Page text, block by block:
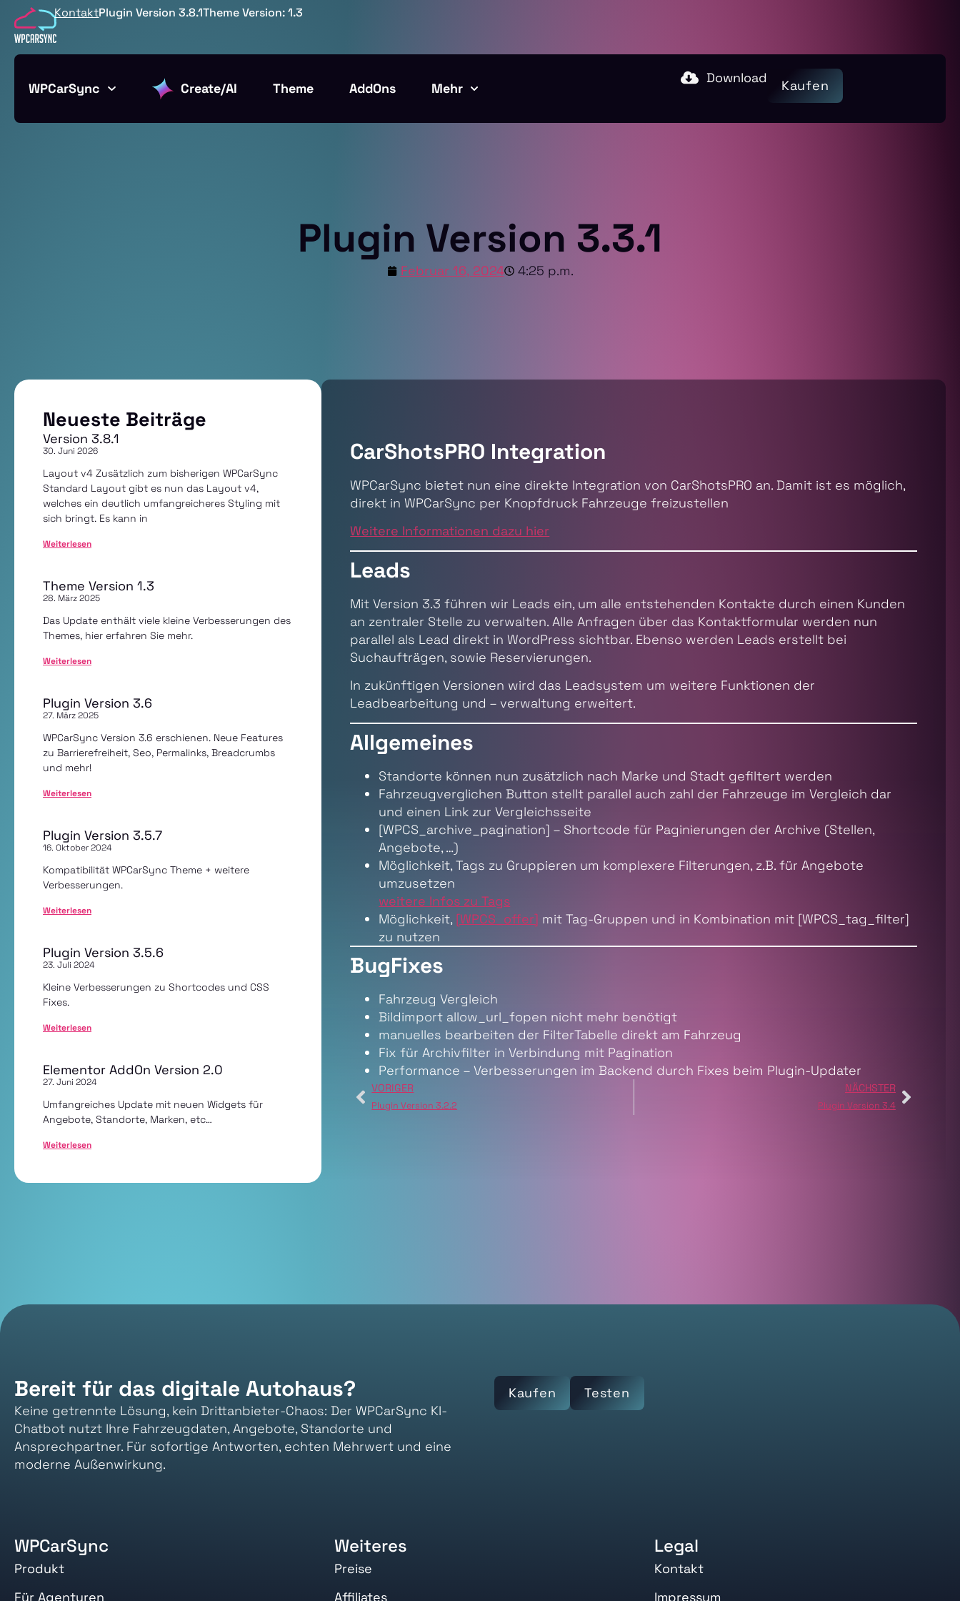
KontaktPlugin Version 3.8.1Theme Version: 1.3
WPCarSync Create/AI Theme AddOns Mehr
Download Kaufen
Plugin Version 3.3.1
Februar 16, 2024 4:25 p.m.
Neueste Beiträge
Version 3.8.1
30. Juni 2026
Layout v4 Zusätzlich zum bisherigen WPCarSync
Standard Layout gibt es nun das Layout v4,
welches ein deutlich umfangreicheres Styling mit
sich bringt. Es kann in
Weiterlesen
Theme Version 1.3
28. März 2025
Das Update enthält viele kleine Verbesserungen des
Themes, hier erfahren Sie mehr.
Weiterlesen
Plugin Version 3.6
27. März 2025
WPCarSync Version 3.6 erschienen. Neue Features
zu Barrierefreiheit, Seo, Permalinks, Breadcrumbs
und mehr!
Weiterlesen
Plugin Version 3.5.7
16. Oktober 2024
Kompatibilität WPCarSync Theme + weitere
Verbesserungen.
Weiterlesen
Plugin Version 3.5.6
23. Juli 2024
Kleine Verbesserungen zu Shortcodes und CSS
Fixes.
Weiterlesen
Elementor AddOn Version 2.0
27. Juni 2024
Umfangreiches Update mit neuen Widgets für
Angebote, Standorte, Marken, etc…
Weiterlesen
CarShotsPRO Integration
WPCarSync bietet nun eine direkte Integration von CarShotsPRO an. Damit ist es möglich,
direkt in WPCarSync per Knopfdruck Fahrzeuge freizustellen
Weitere Informationen dazu hier
Leads
Mit Version 3.3 führen wir Leads ein, um alle entstehenden Kontakte durch einen Kunden
an zentraler Stelle zu verwalten. Alle Anfragen über das Kontaktformular werden nun
parallel als Lead direkt in WordPress sichtbar. Ebenso werden Leads erstellt bei
Suchaufträgen, sowie Reservierungen.
In zukünftigen Versionen wird das Leadsystem um weitere Funktionen der
Leadbearbeitung und – verwaltung erweitert.
Allgemeines
Standorte können nun zusätzlich nach Marke und Stadt gefiltert werden
Fahrzeugverglichen Button stellt parallel auch zahl der Fahrzeuge im Vergleich dar
und einen Link zur Vergleichsseite
[WPCS_archive_pagination] – Shortcode für Paginierungen der Archive (Stellen,
Angebote, …)
Möglichkeit, Tags zu Gruppieren um komplexere Filterungen, z.B. für Angebote
umzusetzen
weitere Infos zu Tags
Möglichkeit, [WPCS_offer] mit Tag-Gruppen und in Kombination mit [WPCS_tag_filter]
zu nutzen
BugFixes
Fahrzeug Vergleich
Bildimport allow_url_fopen nicht mehr benötigt
manuelles bearbeiten der FilterTabelle direkt am Fahrzeug
Fix für Archivfilter in Verbindung mit Pagination
Performance – Verbesserungen im Backend durch Fixes beim Plugin-Updater
VORIGER
Plugin Version 3.2.2
NÄCHSTER
Plugin Version 3.4
Bereit für das digitale Autohaus?
Keine getrennte Lösung, kein Drittanbieter-Chaos: Der WPCarSync KI-
Chatbot nutzt Ihre Fahrzeugdaten, Angebote, Standorte und
Ansprechpartner. Für sofortige Antworten, echten Mehrwert und eine
moderne Außenwirkung.
Kaufen Testen
WPCarSync
Produkt
Für Agenturen
Weiteres
Preise
Affiliates
Legal
Kontakt
Impressum